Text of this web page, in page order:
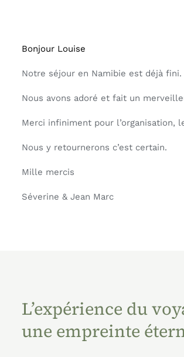
Bonjour Louise
Notre séjour en Namibie est déjà fini.
Nous avons adoré et fait un
Merci infiniment pour l’organisation,
Nous y retournerons c’est certain.
Mille mercis
Séverine & Jean Marc
L’expérience du
une empreinte